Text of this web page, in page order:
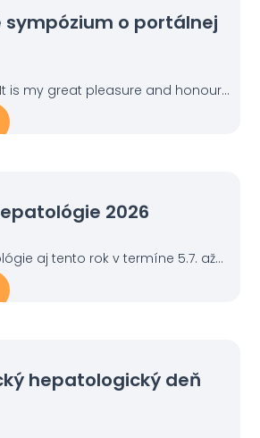
sympózium o portálnej
is my great pleasure and honour...
2026
aj tento rok v termíne 5.7. až...
hepatologický deň